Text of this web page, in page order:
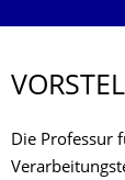
Die Professur